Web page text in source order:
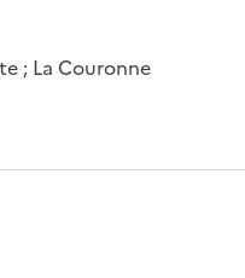
; La Couronne